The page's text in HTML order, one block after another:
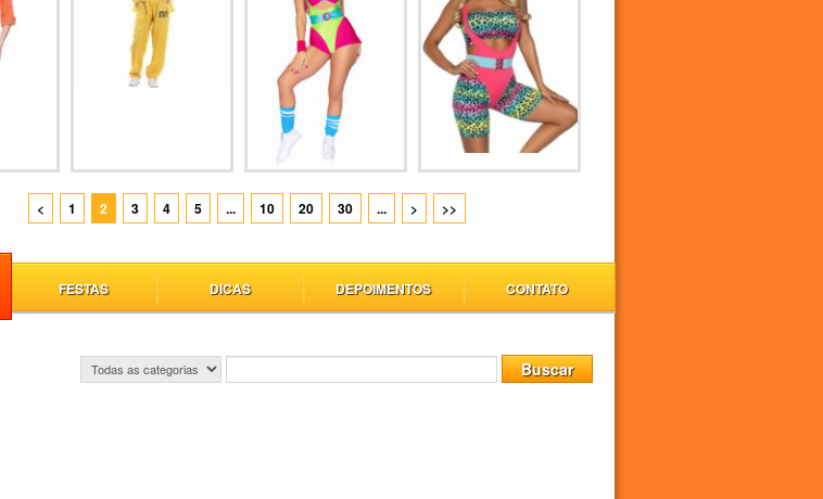
< 1 2 3 4 5 ... 10 20 30 ... > >>
FESTAS DICAS DEPOIMENTOS CONTATO
Buscar